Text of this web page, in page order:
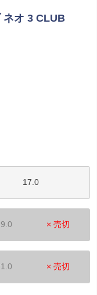
ネオ 3 CLUB
17.0
× 売切
× 売切